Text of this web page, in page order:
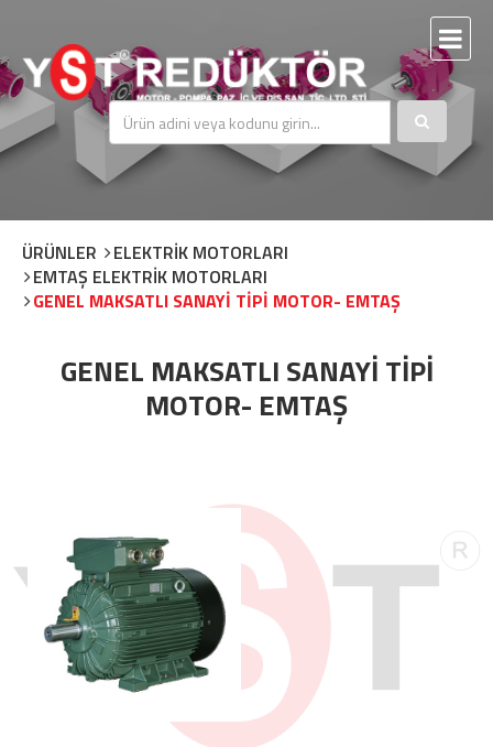
ÜRÜNLER
ELEKTRİK MOTORLARI
EMTAŞ ELEKTRİK MOTORLARI
GENEL MAKSATLI SANAYİ TİPİ MOTOR- EMTAŞ
GENEL MAKSATLI SANAYİ TİPİ
MOTOR- EMTAŞ